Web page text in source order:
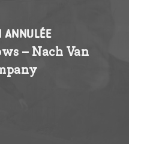
ANNULÉE
– Nach Van